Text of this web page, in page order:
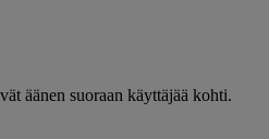
äänen suoraan käyttäjää kohti.